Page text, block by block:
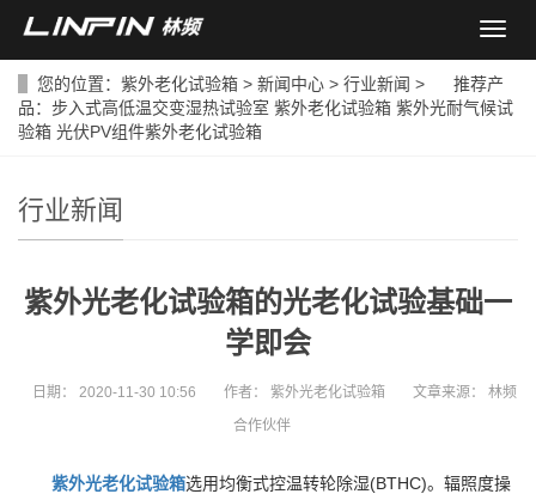
导
菜
单
您的位置： 紫外老化试验箱 > 新闻中心 > 行业新闻 > 推荐产
品： 步入式高低温交变湿热试验室 紫外老化试验箱 紫外光耐气候试
验箱 光伏PV组件紫外老化试验箱
行业新闻
紫外光老化试验箱的光老化试验基础一
学即会
日期： 2020-11-30 10:56 作者： 紫外光老化试验箱 文章来源： 林频
合作伙伴
紫外光老化试验箱选用均衡式控温转轮除湿(BTHC)。辐照度操